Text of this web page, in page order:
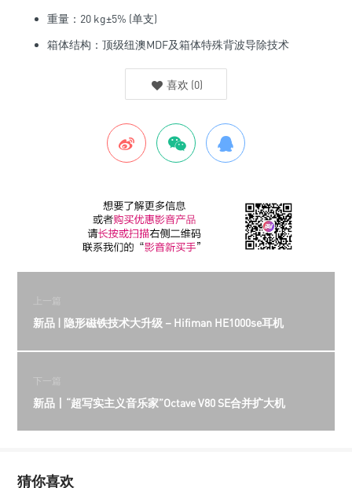
重量：20 kg±5% (单支)
箱体结构：顶级纽澳MDF及箱体特殊背波导除技术
喜欢 (0)
上一篇
新品 | 隐形磁铁技术大升级－Hifiman HE1000se耳机
下一篇
新品丨“超写实主义音乐家”Octave V80 SE合并扩大机
猜你喜欢